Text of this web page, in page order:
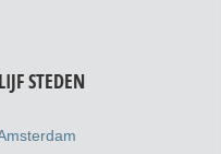
STEDEN